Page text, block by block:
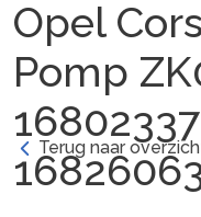
Opel
Pomp
Terug naar